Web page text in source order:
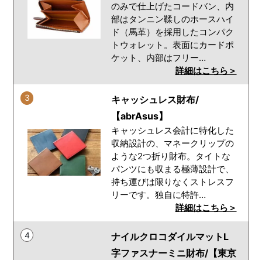
のみで仕上げたコードバン、内
部はタンニン鞣しのホースハイ
ド（馬革）を採用したコンパク
トウォレット。表面にカードポ
ケット、内部はフリー…
詳細はこちら＞
3
キャッシュレス財布/
【abrAsus】
キャッシュレス会計に特化した
収納設計の、マネークリップの
ような2つ折り財布。タイトな
パンツにも収まる極薄設計で、
持ち運びは限りなくストレスフ
リーです。独自に特許…
詳細はこちら＞
4
ナイルクロコダイルマットL
字ファスナーミニ財布/【東京